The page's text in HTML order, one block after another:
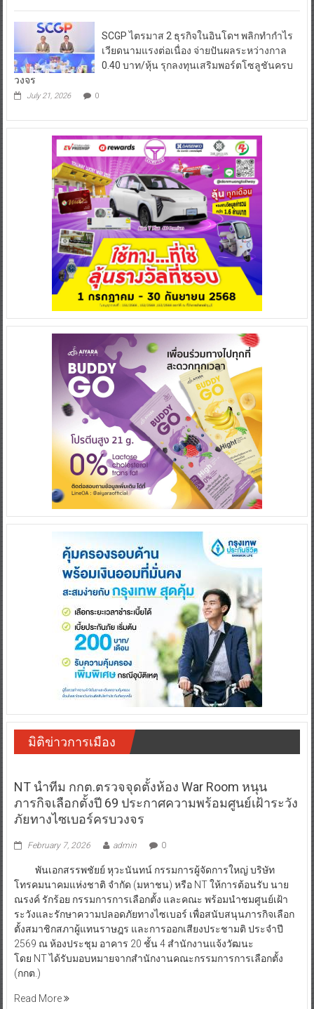
SCGP ไตรมาส 2 ธุรกิจในอินโดฯ พลิกทำกำไร
เวียดนามแรงต่อเนื่อง จ่ายปันผลระหว่างกาล
0.40 บาท/หุ้น รุกลงทุนเสริมพอร์ตโซลูชันครบ
วงจร
July 21, 2026 0
มิติข่าวการเมือง
NT นำทีม กกต.ตรวจจุดตั้งห้อง War Room หนุน
ภารกิจเลือกตั้งปี 69 ประกาศความพร้อมศูนย์เฝ้าระวัง
ภัยทางไซเบอร์ครบวงจร
February 7, 2026 admin 0
พันเอกสรรพชัยย์ หุวะนันทน์ กรรมการผู้จัดการใหญ่ บริษัท
โทรคมนาคมแห่งชาติ จำกัด (มหาชน) หรือ NT ให้การต้อนรับ นาย
ณรงค์ รักร้อย กรรมการการเลือกตั้ง และคณะ พร้อมนำชมศูนย์เฝ้า
ระวังและรักษาความปลอดภัยทางไซเบอร์ เพื่อสนับสนุนภารกิจเลือก
ตั้งสมาชิกสภาผู้แทนราษฎร และการออกเสียงประชามติ ประจำปี
2569 ณ ห้องประชุม อาคาร 20 ชั้น 4 สำนักงานแจ้งวัฒนะ
โดย NT ได้รับมอบหมายจากสำนักงานคณะกรรมการการเลือกตั้ง
(กกต.)
Read More